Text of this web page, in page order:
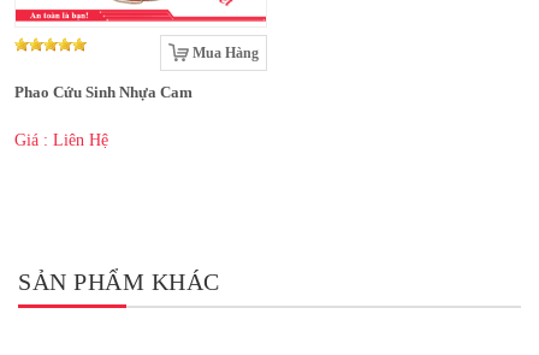
Mua Hàng
Phao Cứu Sinh Nhựa Cam
Giá : Liên Hệ
SẢN PHẨM KHÁC